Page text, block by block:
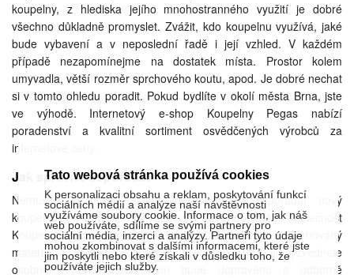
koupelny, z hlediska jejího mnohostranného využití je dobré
všechno důkladně promyslet. Zvážit, kdo koupelnu využívá, jaké
bude vybavení a v neposlední řadě i její vzhled. V každém
případě nezapomínejme na dostatek místa. Prostor kolem
umyvadla, větší rozměr sprchového koutu, apod. Je dobré nechat
si v tomto ohledu poradit. Pokud bydlíte v okolí města Brna, jste
ve výhodě. Internetový e-shop Koupelny Pegas nabízí
poradenství a kvalitní sortiment osvědčených výrobců za
internetové ceny.
Jak správně uspořádat
Nemusíte si lámat hlavu, jak například uspořádat nový
koupelnový nábytek. Na základě vaší poptávky společnost
Koupelny Pegas zhotoví 3D vizualizaci, spočítá spotřebovaný
materiál a zhotoví předběžnou kalkulaci. Zboží si vyzvednete
osobně v Brně nebo vám bude dopraveno a odborně
Tato webová stránka používá cookies
K personalizaci obsahu a reklam, poskytování funkcí
sociálních médií a analýze naší návštěvnosti
využíváme soubory cookie. Informace o tom, jak náš
web používáte, sdílíme se svými partnery pro
sociální média, inzerci a analýzy. Partneři tyto údaje
mohou zkombinovat s dalšími informacemi, které jste
jim poskytli nebo které získali v důsledku toho, že
používáte jejich služby.